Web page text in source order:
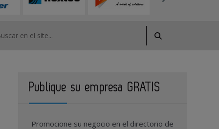
Publique su empresa GRATIS
Promocione su negocio en el directorio de